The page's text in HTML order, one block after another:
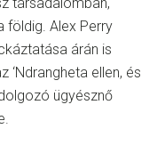
társadalomban,
földig. Alex Perry
árán is
‘Ndrangheta ellen, és
ügyésznő